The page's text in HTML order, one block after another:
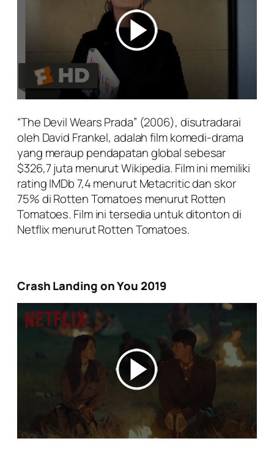
“The Devil Wears Prada” (2006), disutradarai
oleh David Frankel, adalah film komedi-drama
yang meraup pendapatan global sebesar
$326,7 juta menurut Wikipedia. Film ini memiliki
rating IMDb 7,4 menurut Metacritic dan skor
75% di Rotten Tomatoes menurut Rotten
Tomatoes. Film ini tersedia untuk ditonton di
Netflix menurut Rotten Tomatoes.
Crash Landing on You 2019